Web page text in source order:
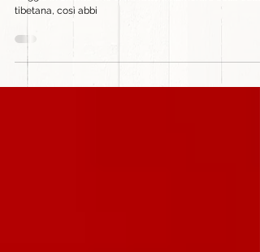
Il Tibet è il nostro punto di partenza, siamo nati grazie
tibetana, così abbi